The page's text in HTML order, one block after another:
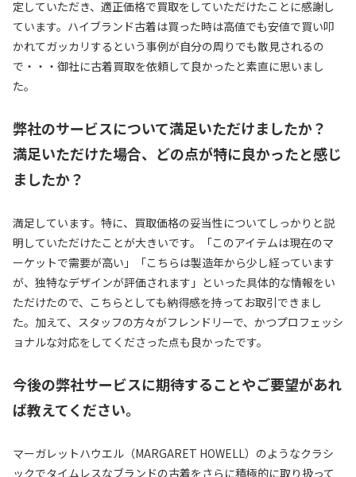
定していただき、適正価格で買取をしていただけたことに感謝し
ています。ハイブランド古着は買った時は高値でも安値で買い叩
かれてガッカリするという事例が自分の周りでも散見されるの
で・・・御社に古着買取を依頼して良かったと素直に思いまし
た。
弊社のサービスについて満足いただけましたか？
満足いただけた場合、どの点が特に良かったと感じ
ましたか？
満足しています。特に、買取価格の妥当性についてしっかりと説
明していただけたことが大きいです。「このアイテムは現在のマ
ーケットで需要が高い」「こちらは製造年から少し経っています
が、独特なデザインが評価されます」といった具体的な情報をい
ただけたので、こちらとしても納得感を持ってお取引できまし
た。加えて、スタッフの方々がフレンドリーで、かつプロフェッシ
ョナルな対応をしてくださった点も良かったです。
今後の弊社サービスに期待することやご要望があれ
ば教えてください。
マーガレットハウエル（MARGARET HOWELL）のようなクラシ
ックでタイムレスなブランドの古着をさらに積極的に取り扱って